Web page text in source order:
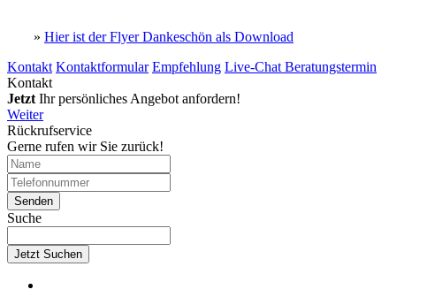
» Hier ist der Flyer Dankeschön als Download
Kontakt Kontaktformular Empfehlung Live-Chat Beratungstermin
Kontakt
Jetzt Ihr persönliches Angebot anfordern!
Weiter
Rückrufservice
Gerne rufen wir Sie zurück!
Suche
Jetzt Suchen